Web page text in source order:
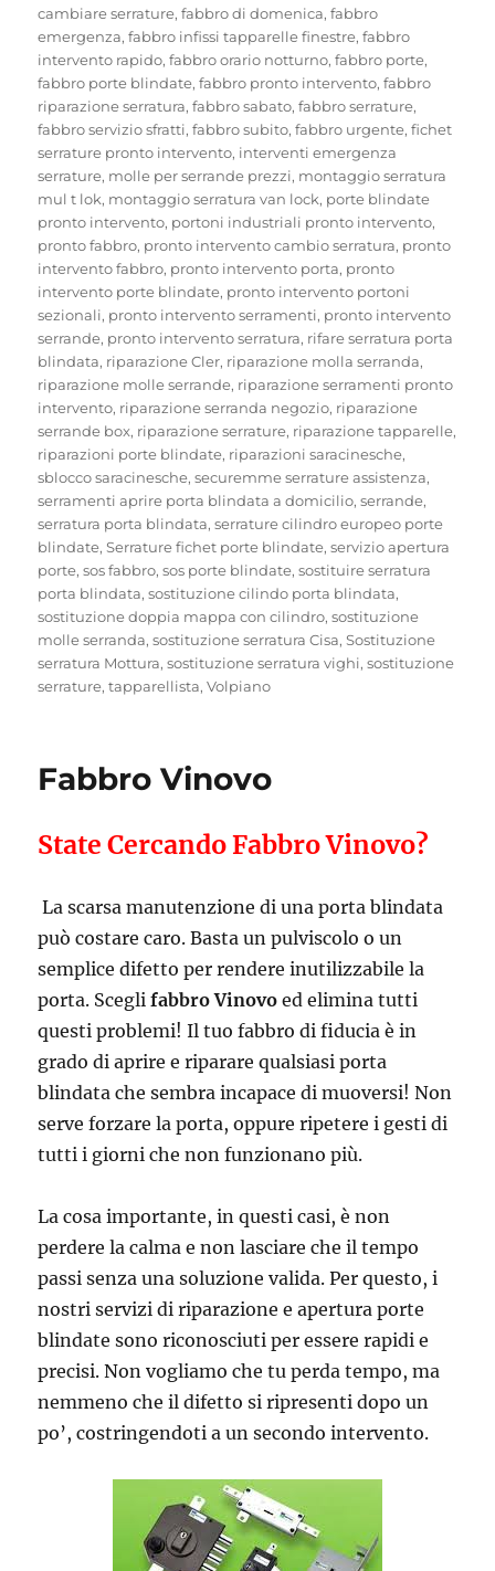
cambiare serrature,fabbro di domenica,fabbro
emergenza,fabbro infissi tapparelle finestre,fabbro
intervento rapido,fabbro orario notturno,fabbro porte,
fabbro porte blindate,fabbro pronto intervento,fabbro
riparazione serratura,fabbro sabato,fabbro serrature,
fabbro servizio sfratti,fabbro subito,fabbro urgente,fichet
serrature pronto intervento, interventi emergenza
serrature, molle per serrande prezzi, montaggio serratura
mul t lok, montaggio serratura van lock, porte blindate
pronto intervento, portoni industriali pronto intervento,
pronto fabbro, pronto intervento cambio serratura, pronto
intervento fabbro, pronto intervento porta, pronto
intervento porte blindate, pronto intervento portoni
sezionali, pronto intervento serramenti, pronto intervento
serrande, pronto intervento serratura, rifare serratura porta
blindata, riparazione Cler, riparazione molla serranda,
riparazione molle serrande, riparazione serramenti pronto
intervento, riparazione serranda negozio, riparazione
serrande box, riparazione serrature, riparazione tapparelle,
riparazioni porte blindate, riparazioni saracinesche,
sblocco saracinesche,securemme serrature assistenza,
serramenti aprire porta blindata a domicilio,serrande,
serratura porta blindata,serrature cilindro europeo porte
blindate,Serrature fichet porte blindate,servizio apertura
porte,sos fabbro,sos porte blindate,sostituire serratura
porta blindata,sostituzione cilindo porta blindata,
sostituzione doppia mappa con cilindro,sostituzione
molle serranda,sostituzione serratura Cisa,Sostituzione
serratura Mottura,sostituzione serratura vighi,sostituzione
serrature,tapparellista,Volpiano
Fabbro Vinovo
State Cercando Fabbro Vinovo?
La scarsa manutenzione di una porta blindata
può costare caro. Basta un pulviscolo o un
semplice difetto per rendere inutilizzabile la
porta. Sceglifabbro Vinovo ed elimina tutti
questi problemi! Il tuo fabbro di fiducia è in
grado di aprire e riparare qualsiasi porta
blindata che sembra incapace di muoversi! Non
serve forzare la porta, oppure ripetere i gesti di
tutti i giorni che non funzionano più.
La cosa importante, in questi casi, è non
perdere la calma e non lasciare che il tempo
passi senza una soluzione valida. Per questo, i
nostri servizi di riparazione e apertura porte
blindate sono riconosciuti per essere rapidi e
precisi. Non vogliamo che tu perda tempo, ma
nemmeno che il difetto si ripresenti dopo un
po’, costringendoti a un secondo intervento.